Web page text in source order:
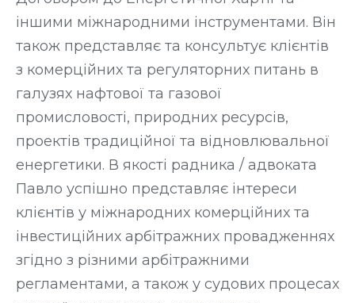
іншими міжнародними інструментами. Він
також представляє та консультує клієнтів
з комерційних та регуляторних питань в
галузях нафтової та газової
промисловості, природних ресурсів,
проектів традиційної та відновлювальної
енергетики. В якості радника / адвоката
Павло успішно представляє інтереси
клієнтів у міжнародних комерційних та
інвестиційних арбітражних провадженнях
згідно з різними арбітражними
регламентами, а також у судових процесах